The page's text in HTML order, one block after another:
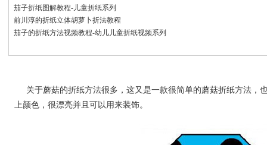
茄子折纸图解教程-儿童折纸系列
前川淳的折纸立体胡萝卜折法教程
茄子的折纸方法视频教程-幼儿儿童折纸视频系列
关于蘑菇的折纸方法很多，这又是一款很简单的蘑菇折纸方法，
上颜色，很漂亮并且可以用来装饰。